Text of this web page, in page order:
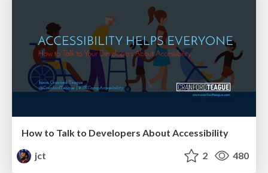
How to Talk to Developers About Accessibility
jct
2 480